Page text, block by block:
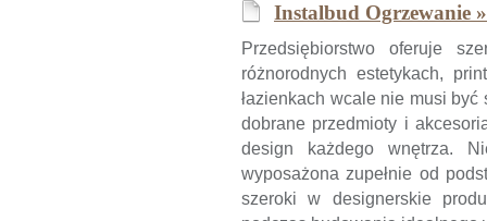
Instalbud Ogrzewanie »
Przedsiębiorstwo oferuje
różnorodnych estetykach,
łazienkach wcale nie musi być
dobrane przedmioty i
design każdego wnętrza.
wyposażona zupełnie od
szeroki w designerskie